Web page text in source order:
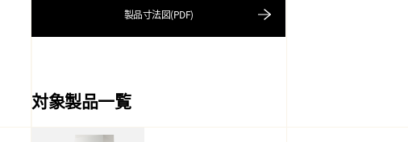
製品寸法図(PDF)
対象製品一覧